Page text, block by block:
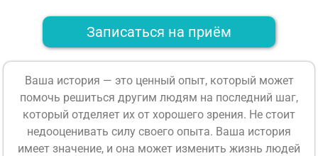
Записаться на приём
Ваша история — это ценный опыт, который может
помочь решиться другим людям на последний шаг,
который отделяет их от хорошего зрения. Не стоит
недооценивать силу своего опыта. Ваша история
имеет значение, и она может изменить жизнь людей